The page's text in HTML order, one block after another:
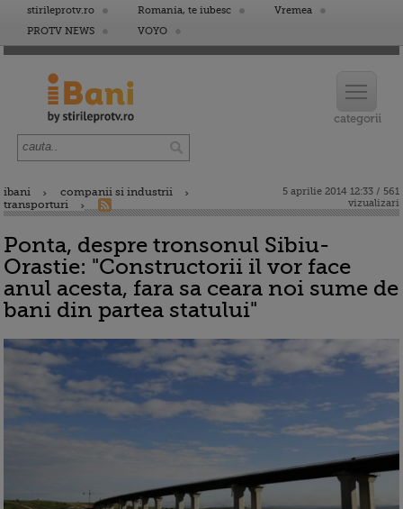
stirileprotv.ro Romania, te iubesc
Vremea
PROTV NEWS
VOYO
ibani
companii si industrii
transporturi
5 aprilie 2014 12:33 / 561
vizualizari
Ponta, despre tronsonul Sibiu-
Orastie: "Constructorii il vor face
anul acesta, fara sa ceara noi sume de
bani din partea statului"